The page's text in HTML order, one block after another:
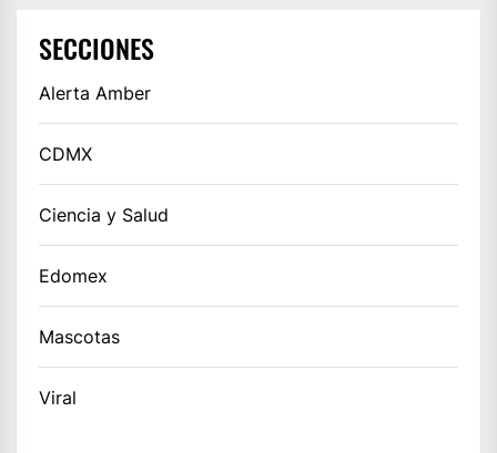
SECCIONES
Alerta Amber
CDMX
Ciencia y Salud
Edomex
Mascotas
Viral